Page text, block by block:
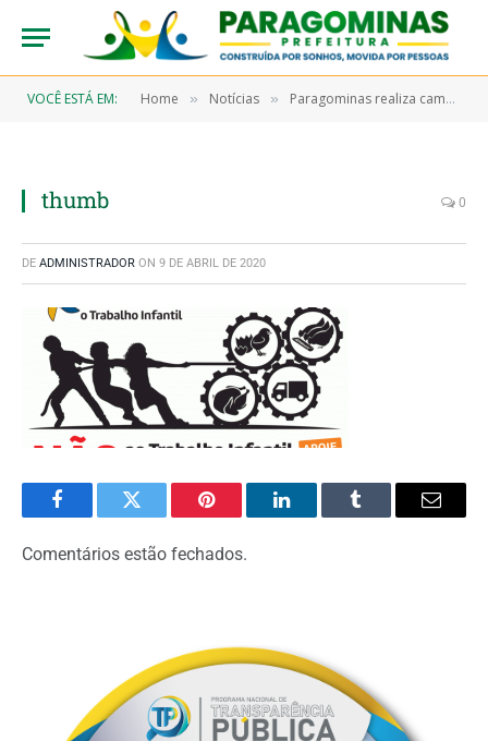
VOCÊ ESTÁ EM: Home » Notícias » Paragominas realiza campanha com extensa programação para combater o trabalho infantil
thumb 0
DE ADMINISTRADOR ON 9 DE ABRIL DE 2020
FacebookTwitter Pinterest LinkedInTumblr Email
Comentários estão fechados.